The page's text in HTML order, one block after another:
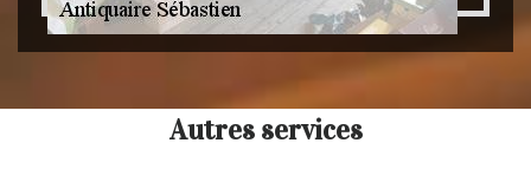
Autres services